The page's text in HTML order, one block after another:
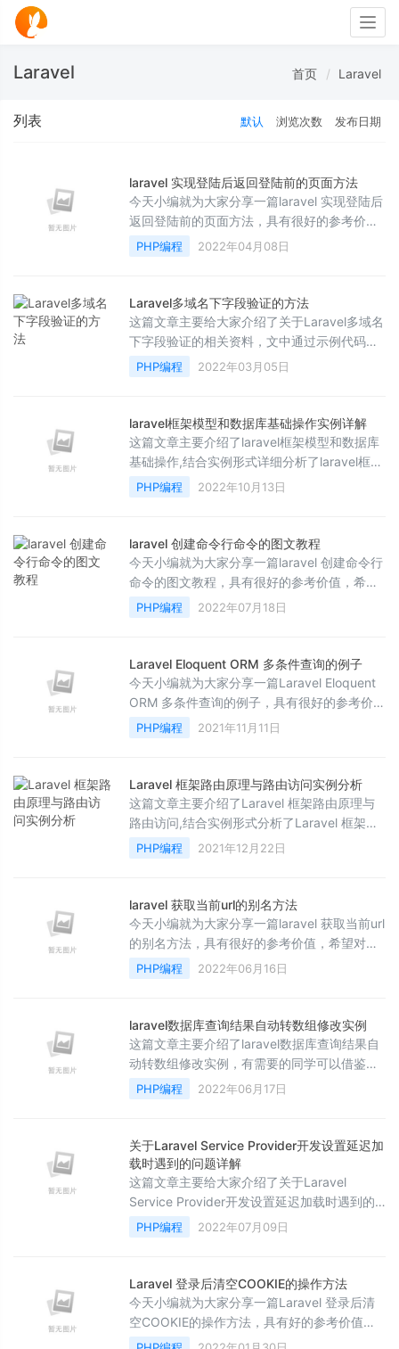
Laravel 首页 Laravel
列表 默认 浏览次数 发布日期
laravel 实现登陆后返回登陆前的页面方法
今天小编就为大家分享一篇laravel 实现登陆后
返回登陆前的页面方法，具有很好的参考价
值，希望对大家有所帮助。一起跟随小编过来
看看吧
PHP编程 2022年04月08日
Laravel多域名下字段验证的方法
这篇文章主要给大家介绍了关于Laravel多域名
下字段验证的相关资料，文中通过示例代码介
绍的非常详细，对大家学习或者使用Laravel具
有一定的参考学习价值，需要的朋友们下面来
PHP编程 2022年03月05日
laravel框架模型和数据库基础操作实例详解
这篇文章主要介绍了laravel框架模型和数据库
基础操作,结合实例形式详细分析了laravel框架
模型的定义及数据库的增删改查等相关操作技
巧,需要的朋友可以参考下
PHP编程 2022年10月13日
laravel 创建命令行命令的图文教程
今天小编就为大家分享一篇laravel 创建命令行
命令的图文教程，具有很好的参考价值，希望
对大家有所帮助。一起跟随小编过来看看吧
PHP编程 2022年07月18日
Laravel Eloquent ORM 多条件查询的例子
今天小编就为大家分享一篇Laravel Eloquent
ORM 多条件查询的例子，具有很好的参考价
值，希望对大家有所帮助。一起跟随小编过来
看看吧
PHP编程 2021年11月11日
Laravel 框架路由原理与路由访问实例分析
这篇文章主要介绍了Laravel 框架路由原理与
路由访问,结合实例形式分析了Laravel 框架路
由的基本概念、原理、路由访问方法及操作注
意事项,需要的朋友可以参考下
PHP编程 2021年12月22日
laravel 获取当前url的别名方法
今天小编就为大家分享一篇laravel 获取当前url
的别名方法，具有很好的参考价值，希望对大
家有所帮助。一起跟随小编过来看看吧
PHP编程 2022年06月16日
laravel数据库查询结果自动转数组修改实例
这篇文章主要介绍了laravel数据库查询结果自
动转数组修改实例，有需要的同学可以借鉴参
考下
PHP编程 2022年06月17日
关于Laravel Service Provider开发设置延迟加
载时遇到的问题详解
这篇文章主要给大家介绍了关于Laravel
Service Provider开发设置延迟加载时遇到的
问题，文中通过示例代码介绍的非常详细，对
大家的学习或者工作具有一定的参考学习价
吧。
PHP编程 2022年07月09日
Laravel 登录后清空COOKIE的操作方法
今天小编就为大家分享一篇Laravel 登录后清
空COOKIE的操作方法，具有好的参考价值，
希望对大家有所帮助。一起跟随小编过来看看